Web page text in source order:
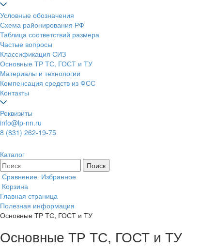
Условные обозначения
Схема районирования РФ
Таблица соответствий размера
Частые вопросы
Классификация СИЗ
Основные ТР ТС, ГОСТ и ТУ
Материалы и технологии
Компенсация средств из ФСС
Контакты
Реквизиты
info@lp-nn.ru
8 (831) 262-19-75
Каталог
Сравнение Избранное
Корзина
Главная страница
Полезная информация
Основные ТР ТС, ГОСТ и ТУ
Основные ТР ТС, ГОСТ и ТУ